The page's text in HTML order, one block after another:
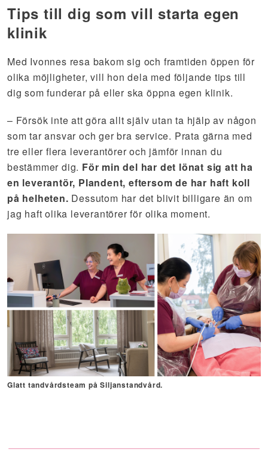
Tips till dig som vill starta egen
klinik
Med Ivonnes resa bakom sig och framtiden öppen för
olika möjligheter, vill hon dela med följande tips till
dig som funderar på eller ska öppna egen klinik.
– Försök inte att göra allt själv utan ta hjälp av någon
som tar ansvar och ger bra service. Prata gärna med
tre eller flera leverantörer och jämför innan du
bestämmer dig. För min del har det lönat sig att ha
en leverantör, Plandent, eftersom de har haft koll
på helheten. Dessutom har det blivit billigare än om
jag haft olika leverantörer för olika moment.
Glatt tandvårdsteam på Siljanstandvård.